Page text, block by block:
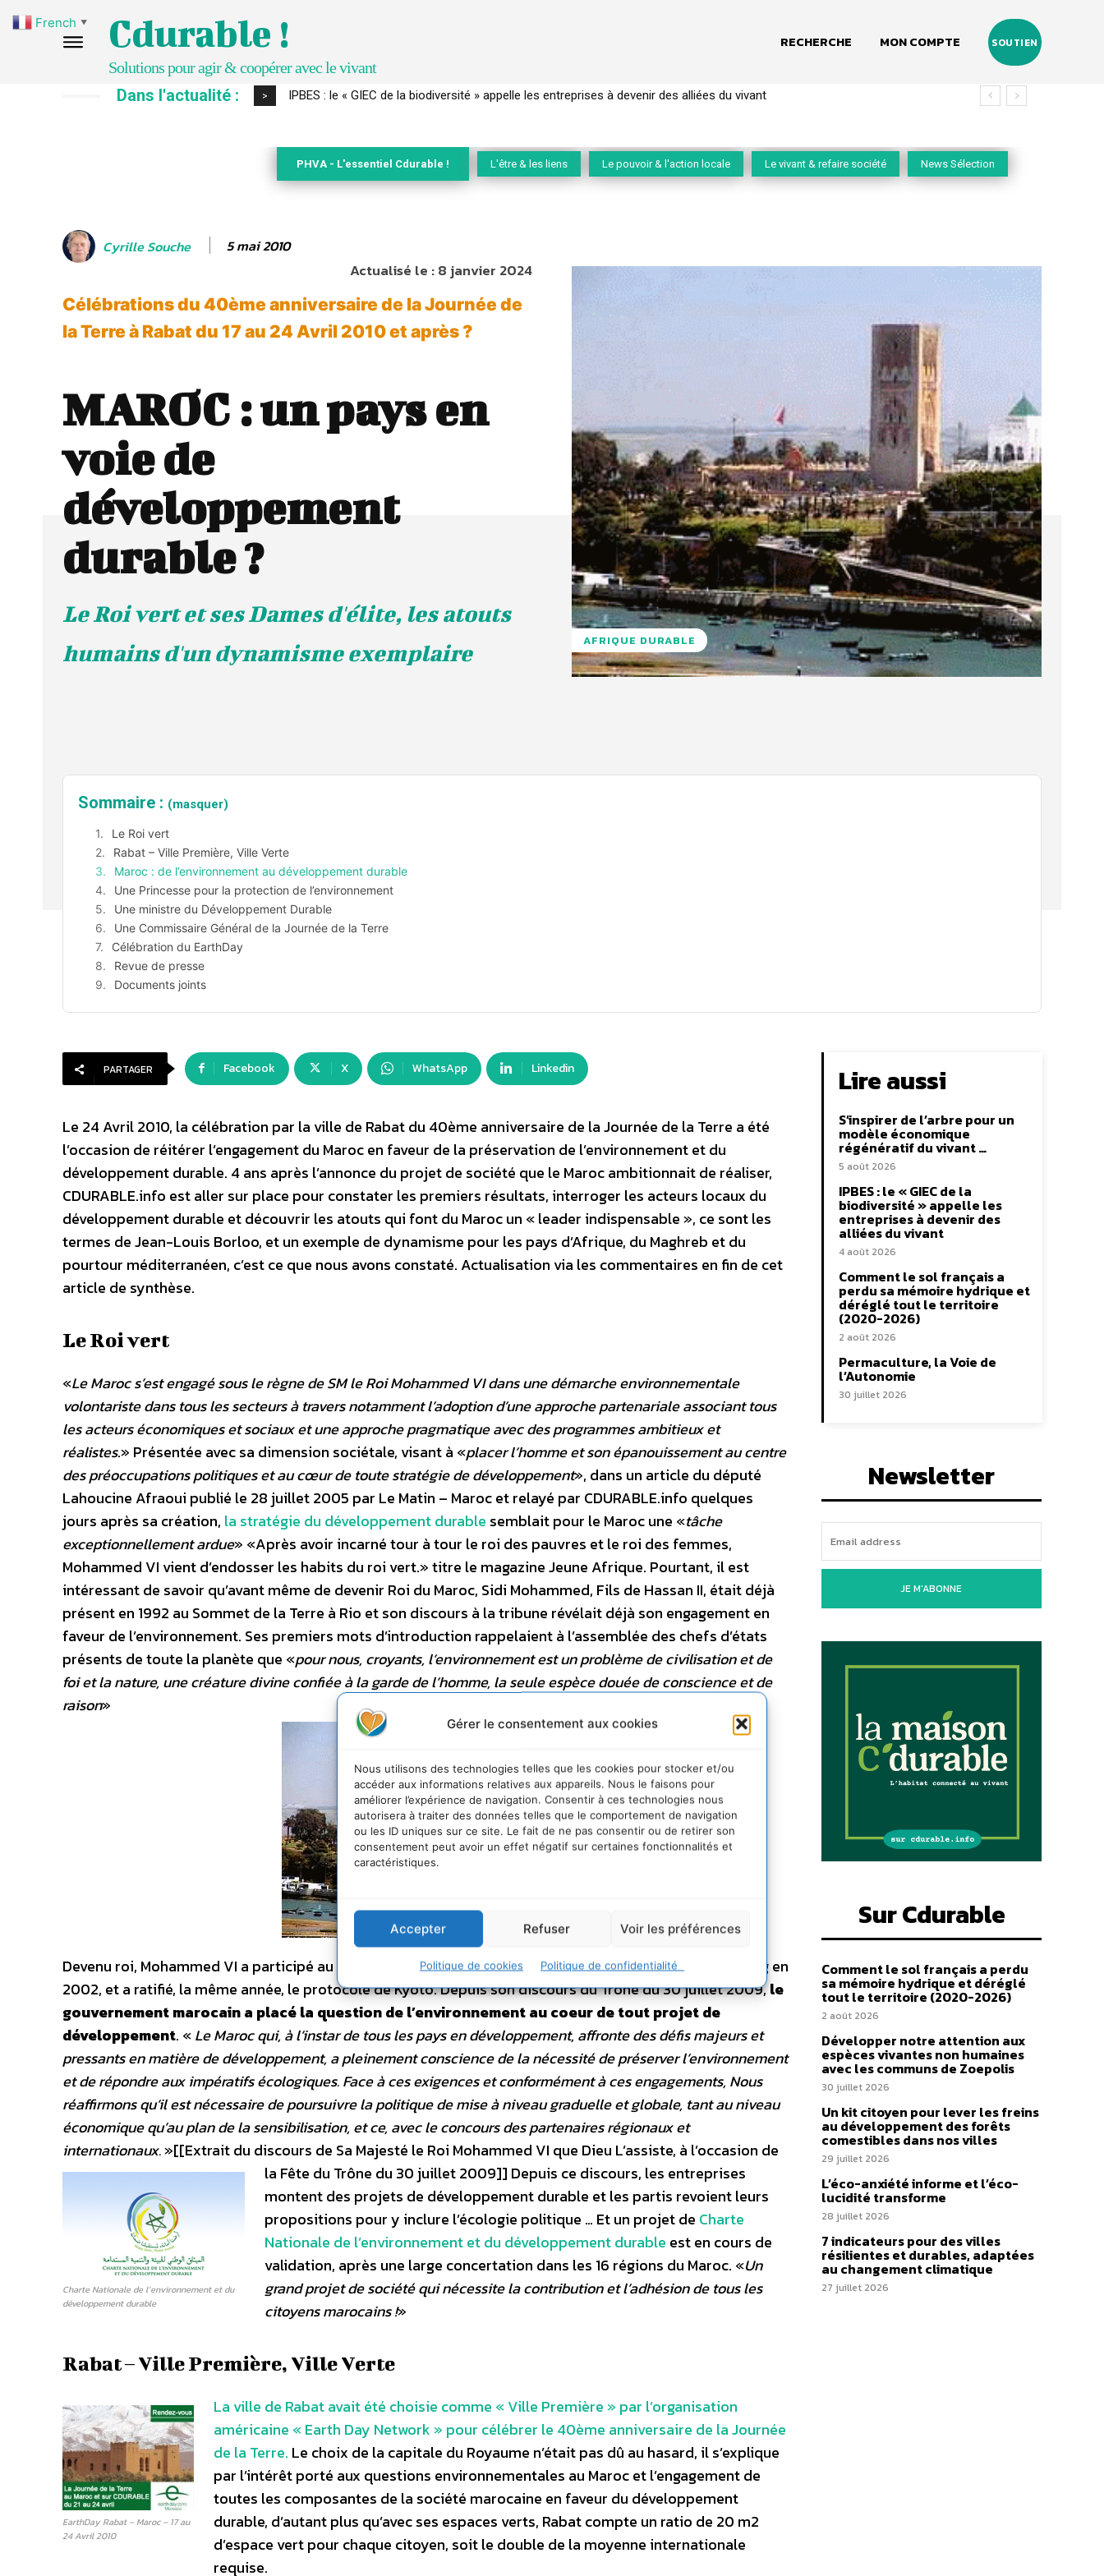
Gérer le consentement aux cookies
Nous utilisons des technologies telles que les cookies pour stocker et/ou
accéder aux informations relatives aux appareils. Nous le faisons pour
améliorer l’expérience de navigation. Consentir à ces technologies nous
autorisera à traiter des données telles que le comportement de navigation
ou les ID uniques sur ce site. Le fait de ne pas consentir ou de retirer son
consentement peut avoir un effet négatif sur certaines fonctionnalités et
caractéristiques.
Accepter Refuser Voir les préférences
Politique de cookies Politique de confidentialité
Cdurable !
Solutions pour agir & coopérer avec le vivant
RECHERCHE MON COMPTE SOUTIEN
Dans l'actualité : > Comment le sol français a perdu sa mémoire hydrique et déréglé tout le territoire (2020-2026)
PHVA - L'essentiel Cdurable ! L'être & les liens Le pouvoir & l'action locale Le vivant & refaire société News Sélection
Cyrille Souche 5 mai 2010
Actualisé le :8 janvier 2024
Célébrations du 40ème anniversaire de la Journée de
la Terre à Rabat du 17 au 24 Avril 2010 et après ?
MAROC : un pays en
voie de
développement
durable ?
Le Roi vert et ses Dames d'élite, les atouts
humains d'un dynamisme exemplaire
AFRIQUE DURABLE
Sommaire : (masquer)
Le Roi vert
Rabat – Ville Première, Ville Verte
Maroc : de l’environnement au développement durable
Une Princesse pour la protection de l’environnement
Une ministre du Développement Durable
Une Commissaire Général de la Journée de la Terre
Célébration du EarthDay
Revue de presse
Documents joints
PARTAGER Facebook X WhatsApp Linkedin
Le 24 Avril 2010, la célébration par la ville de Rabat du 40ème anniversaire de la Journée de la Terre a été
l’occasion de réitérer l’engagement du Maroc en faveur de la préservation de l’environnement et du
développement durable. 4 ans après l’annonce du projet de société que le Maroc ambitionnait de réaliser,
CDURABLE.info est aller sur place pour constater les premiers résultats, interroger les acteurs locaux du
développement durable et découvrir les atouts qui font du Maroc un « leader indispensable », ce sont les
termes de Jean-Louis Borloo, et un exemple de dynamisme pour les pays d’Afrique, du Maghreb et du
pourtour méditerranéen, c’est ce que nous avons constaté. Actualisation via les commentaires en fin de cet
article de synthèse.
Le Roi vert
«Le Maroc s’est engagé sous le règne de SM le Roi Mohammed VI dans une démarche environnementale
volontariste dans tous les secteurs à travers notamment l’adoption d’une approche partenariale associant tous
les acteurs économiques et sociaux et une approche pragmatique avec des programmes ambitieux et
réalistes.» Présentée avec sa dimension sociétale, visant à «placer l’homme et son épanouissement au centre
des préoccupations politiques et au cœur de toute stratégie de développement», dans un article du député
Lahoucine Afraoui publié le 28 juillet 2005 par Le Matin – Maroc et relayé par CDURABLE.info quelques
jours après sa création, la stratégie du développement durable semblait pour le Maroc une «tâche
exceptionnellement ardue» «Après avoir incarné tour à tour le roi des pauvres et le roi des femmes,
Mohammed VI vient d’endosser les habits du roi vert.» titre le magazine Jeune Afrique. Pourtant, il est
intéressant de savoir qu’avant même de devenir Roi du Maroc, Sidi Mohammed, Fils de Hassan II, était déjà
présent en 1992 au Sommet de la Terre à Rio et son discours à la tribune révélait déjà son engagement en
faveur de l’environnement. Ses premiers mots d’introduction rappelaient à l’assemblée des chefs d’états
présents de toute la planète que «pour nous, croyants, l’environnement est un problème de civilisation et de
foi et la nature, une créature divine confiée à la garde de l’homme, la seule espèce douée de conscience et de
raison»
Devenu roi, Mohammed VI a participé au Sommet mondial sur le développement durable à Johannesburg en
2002, et a ratifié, la même année, le protocole de Kyoto. Depuis son discours du Trône du 30 juillet 2009,le
gouvernement marocain a placé la question de l’environnement au coeur de tout projet de
développement. «Le Maroc qui, à l’instar de tous les pays en développement, affronte des défis majeurs et
pressants en matière de développement, a pleinement conscience de la nécessité de préserver l’environnement
et de répondre aux impératifs écologiques. Face à ces exigences et conformément à ces engagements, Nous
réaffirmons qu’il est nécessaire de poursuivre la politique de mise à niveau graduelle et globale, tant au niveau
économique qu’au plan de la sensibilisation, et ce, avec le concours des partenaires régionaux et
internationaux.»[[Extrait du discours de Sa Majesté le Roi Mohammed VI que Dieu L’assiste, à l’occasion de
la Fête du Trône du 30 juillet 2009]]
Charte Nationale de l’environnement et du
développement durable
Depuis ce discours, les entreprises
montent des projets de développement durable et les partis revoient leurs
propositions pour y inclure l’écologie politique … Et un projet de Charte
Nationale de l’environnement et du développement durable est en cours de
validation, après une large concertation dans les 16 régions du Maroc. «Un
grand projet de société qui nécessite la contribution et l’adhésion de tous les
citoyens marocains !»
Rabat – Ville Première, Ville Verte
EarthDay Rabat – Maroc – 17 au
24 Avril 2010
La ville de Rabat avait été choisie comme « Ville Première » par l’organisation
américaine « Earth Day Network » pour célébrer le 40ème anniversaire de la Journée
de la Terre. Le choix de la capitale du Royaume n’était pas dû au hasard, il s’explique
par l’intérêt porté aux questions environnementales au Maroc et l’engagement de
toutes les composantes de la société marocaine en faveur du développement
durable, d’autant plus qu’avec ses espaces verts, Rabat compte un ratio de 20 m2
d’espace vert pour chaque citoyen, soit le double de la moyenne internationale
requise.
Lire aussi
S’inspirer de l’arbre pour un
modèle économique
régénératif du vivant …
5 août 2026
IPBES : le « GIEC de la
biodiversité » appelle les
entreprises à devenir des
alliées du vivant
4 août 2026
Comment le sol français a
perdu sa mémoire hydrique et
déréglé tout le territoire
(2020-2026)
2 août 2026
Permaculture, la Voie de
l’Autonomie
30 juillet 2026
Newsletter
JE M'ABONNE
Sur Cdurable
Comment le sol français a perdu
sa mémoire hydrique et déréglé
tout le territoire (2020-2026)
2 août 2026
Développer notre attention aux
espèces vivantes non humaines
avec les communs de Zoepolis
30 juillet 2026
Un kit citoyen pour lever les freins
au développement des forêts
comestibles dans nos villes
29 juillet 2026
L’éco-anxiété informe et l’éco-
lucidité transforme
28 juillet 2026
7 indicateurs pour des villes
résilientes et durables, adaptées
au changement climatique
27 juillet 2026
French ▼